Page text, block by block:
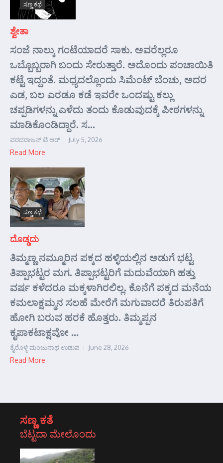
ಸಣ್ಣ ಕಥೆ
ಶ್ವೇತಾ
ಸಂಜೆ ನಾಲ್ಕು ಗಂಟೆಯಾದರೆ ಸಾಕು. ಅವರೆಲ್ಲರೂ
ಒಬ್ಬೊಬ್ಬರಾಗಿ ಬಂದು ಸೇರುತ್ತಾರೆ. ಅದೊಂದು ಪಂಚಾಯಿತಿ
ಕಟ್ಟೆ ಇದ್ದಂತೆ. ಮಧ್ಯದಲ್ಲೊಂದು ಸಿಮೆಂಟ್ ಬೆಂಚು, ಅದರ
ಎಡ, ಬಲ ಎರಡೂ ಕಡೆ ಇವರೇ ಒಂದಷ್ಟು ಕಲ್ಲು
ಚಪ್ಪಡಿಗಳನ್ನು ಎಳೆದು ತಂದು ಕೊಡುವುದಕ್ಕೆ ಪೀಠಗಳನ್ನು
ಮಾಡಿಕೊಂಡಿದ್ದಾರೆ. ಸ...
ವರದರಾಜನ್ ಟಿ ಆರ್ July 5, 2026
Read More
ಸಣ್ಣ ಕಥೆ
ದೊಡ್ಡದು
ತಿಮ್ಮಣ್ಣ ನಮ್ಮೂರಿನ ಪಕ್ಕದ ಹಳ್ಳಿಯಲ್ಲಿನ ಅಡುಗೆ ಭಟ್ಟ
ತಿಪ್ಪಾಭಟ್ಟರ ಮಗ. ತಿಪ್ಪಾಭಟ್ಟರಿಗೆ ಮದುವೆಯಾಗಿ ಹತ್ತು
ವರ್ಷ ಕಳೆದರೂ ಮಕ್ಕಳಾಗಿರಲಿಲ್ಲ. ಕೊನೆಗೆ ಪಕ್ಕದ ಮನೆಯ
ಕಮಲಾಕ್ಷಮ್ಮನ ಸಲಹೆ ಮೇರೆಗೆ ಮಗುವಾದರೆ ತಿರುಪತಿಗೆ
ಹೋಗಿ ಬರುವ ಹರಕೆ ಹೊತ್ತರು. ತಿಮ್ಮಪ್ಪನ
ಕೃಪಾಕಟಾಕ್ಷವೋ ...
ತೈರೊಳ್ಳಿ ಮಂಜುನಾಥ ಉಡುಪ June 28, 2026
Read More
ಸಣ್ಣ ಕತೆ
ಬೆಟ್ಟದಾ ಮೇಲೊಂದು